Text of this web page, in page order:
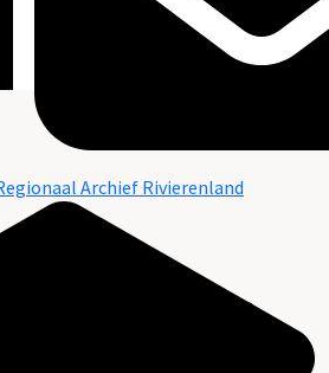
Archief Rivierenland